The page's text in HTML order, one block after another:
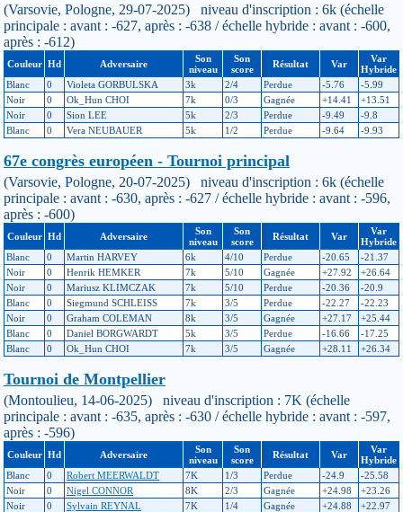
(Varsovie, Pologne, 29-07-2025) niveau d'inscription : 6k (échelle
principale : avant : -627, après : -638 / échelle hybride : avant : -600,
après : -612)
Couleur Hd Adversaire
Son
niveau
Son
score
Résultat Var
Var
Hybride
Blanc
0 Violeta GORBULSKA 3k 2/4 Perdue -5.76
-5.99
Noir
0 Ok_Hun CHOI 7k 0/3 Gagnée +14.41
+13.51
Noir
0 Sion LEE 5k 2/3 Perdue -9.49
-9.8
Blanc
0 Vera NEUBAUER 5k 1/2 Perdue -9.64 -9.93
67e congrès européen - Tournoi principal
(Varsovie, Pologne, 20-07-2025) niveau d'inscription : 6k (échelle
principale : avant : -630, après : -627 / échelle hybride : avant : -596,
après : -600)
Couleur Hd Adversaire
Son
niveau
Son
score
Résultat Var
Var
Hybride
Blanc
0 Martin HARVEY 6k 4/10 Perdue -20.65
-21.37
Noir
0 Henrik HEMKER 7k 5/10 Gagnée +27.92
+26.64
Noir
0 Mariusz KLIMCZAK 7k 5/10 Perdue -20.36
-20.9
Blanc
0 Siegmund SCHLEISS 7k 3/5 Perdue -22.27
-22.23
Noir
0 Graham COLEMAN 8k 3/5 Gagnée +27.17
+25.44
Blanc
0 Daniel BORGWARDT 5k 3/5 Perdue -16.66
-17.25
Blanc
0 Ok_Hun CHOI 7k 3/5 Gagnée +28.11 +26.34
Tournoi de Montpellier
(Montoulieu, 14-06-2025) niveau d'inscription : 7K (échelle
principale : avant : -635, après : -630 / échelle hybride : avant : -597,
après : -596)
Couleur Hd Adversaire
Son
niveau
Son
score
Résultat Var
Var
Hybride
Blanc
0 Robert MEERWALDT 7K 1/3 Perdue -24.9
-25.58
Noir
0 Nigel CONNOR 8K 2/3 Gagnée +24.98
+23.26
Noir
0 Sylvain REYNAL 7K 1/4 Gagnée +24.88
+22.97